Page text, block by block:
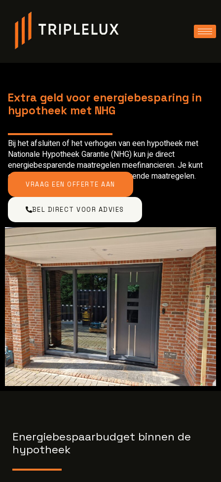
Extra geld voor energiebesparing in
hypotheek met NHG
Bij het afsluiten of het verhogen van een hypotheek met
Nationale Hypotheek Garantie (NHG) kun je direct
energiebesparende maatregelen meefinancieren. Je kunt
extra geld lenen voor energiebesparende maatregelen.
VRAAG EEN OFFERTE AAN
BEL DIRECT VOOR ADVIES
Energiebespaarbudget binnen de
hypotheek